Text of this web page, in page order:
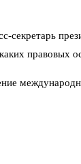
правовых